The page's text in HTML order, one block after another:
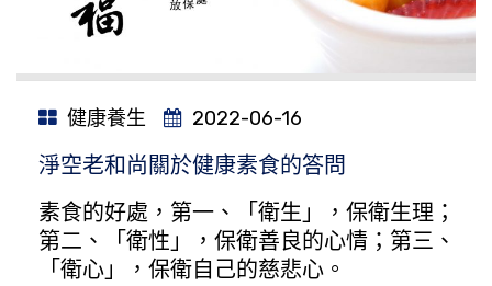
健康養生 2022-06-16
淨空老和尚關於健康素食的答問
素食的好處，第一、「衛生」，保衛生理；
第二、「衛性」，保衛善良的心情；第三、
「衛心」，保衛自己的慈悲心。